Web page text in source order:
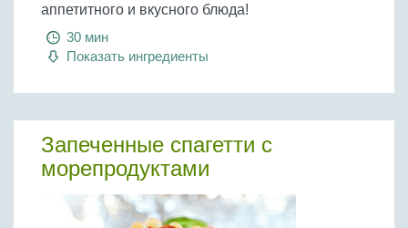
аппетитного и вкусного блюда!
30 мин
Показать ингредиенты
Запеченные спагетти с
морепродуктами